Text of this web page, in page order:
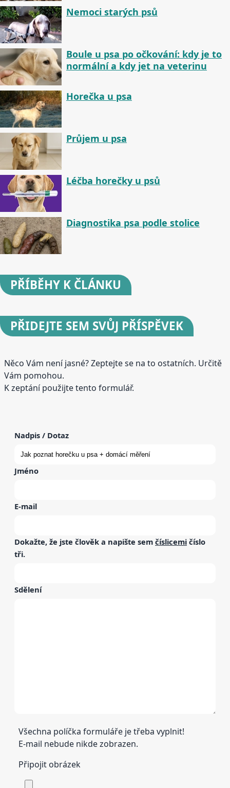
Nemoci starých psů
Boule u psa po očkování: kdy je to
normální a kdy jet na veterinu
Horečka u psa
Průjem u psa
Léčba horečky u psů
Diagnostika psa podle stolice
PŘÍBĚHY K ČLÁNKU
PŘIDEJTE SEM SVŮJ PŘÍSPĚVEK
Něco Vám není jasné? Zeptejte se na to ostatních. Určitě
Vám pomohou.
K zeptání použijte tento formulář.
Nadpis / Dotaz
Jméno
E-mail
Dokažte, že jste člověk a napište sem číslicemi číslo
tři.
Sdělení
Všechna políčka formuláře je třeba vyplnit!
E-mail nebude nikde zobrazen.
Připojit obrázek